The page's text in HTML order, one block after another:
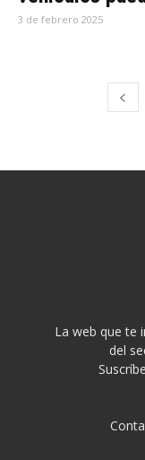
3 de febrero 2025
La web que te
del